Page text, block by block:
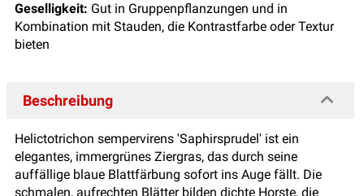
Geselligkeit: Gut in Gruppenpflanzungen und in
Kombination mit Stauden, die Kontrastfarbe oder Textur
bieten
Beschreibung
Helictotrichon sempervirens 'Saphirsprudel' ist ein
elegantes, immergrünes Ziergras, das durch seine
auffällige blaue Blattfärbung sofort ins Auge fällt. Die
schmalen, aufrechten Blätter bilden dichte Horste, die